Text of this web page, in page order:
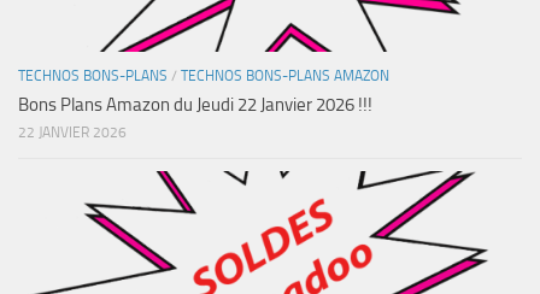
TECHNOS BONS-PLANS / TECHNOS BONS-PLANS AMAZON
Bons Plans Amazon du Jeudi 22 Janvier 2026 !!!
22 JANVIER 2026